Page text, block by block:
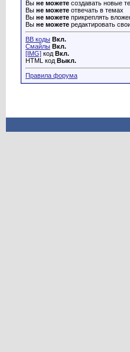
Вы не можете создавать новые
Вы не можете отвечать в темах
Вы не можете прикреплять
Вы не можете редактировать
BB коды Вкл.
Смайлы Вкл.
[IMG] код Вкл.
HTML код Выкл.
Правила форума